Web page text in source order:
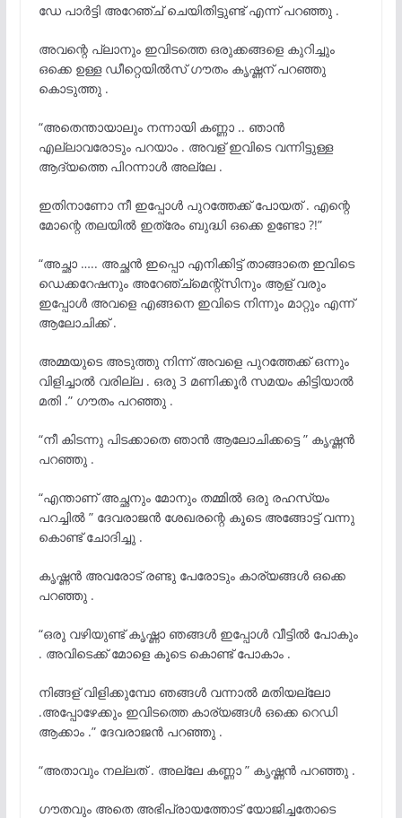
ഡേ പാർട്ടി അറേഞ്ച് ചെയിതിട്ടുണ്ട് എന്ന് പറഞ്ഞു .
അവന്റെ പ്ലാനും ഇവിടത്തെ ഒരുക്കങ്ങളെ കുറിച്ചും
ഒക്കെ ഉള്ള ഡീറ്റെയിൽസ് ഗൗതം കൃഷ്ണന് പറഞ്ഞു
കൊടുത്തു .
“അതെന്തായാലും നന്നായി കണ്ണാ .. ഞാൻ
എല്ലാവരോടും പറയാം . അവള് ഇവിടെ വന്നിട്ടുള്ള
ആദ്യത്തെ പിറന്നാൾ അല്ലേ .
ഇതിനാണോ നീ ഇപ്പോൾ പുറത്തേക്ക് പോയത് . എന്റെ
മോന്റെ തലയിൽ ഇത്രേം ബുദ്ധി ഒക്കെ ഉണ്ടോ ?!”
“അച്ഛാ ….. അച്ഛൻ ഇപ്പൊ എനിക്കിട്ട് താങ്ങാതെ ഇവിടെ
ഡെക്കറേഷനും അറേഞ്ച്മെന്റ്‌സിനും ആള് വരും
ഇപ്പോൾ അവളെ എങ്ങനെ ഇവിടെ നിന്നും മാറ്റും എന്ന്
ആലോചിക്ക് .
അമ്മയുടെ അടുത്തു നിന്ന് അവളെ പുറത്തേക്ക് ഒന്നും
വിളിച്ചാൽ വരില്ല . ഒരു 3 മണിക്കൂർ സമയം കിട്ടിയാൽ
മതി .” ഗൗതം പറഞ്ഞു .
“നീ കിടന്നു പിടക്കാതെ ഞാൻ ആലോചിക്കട്ടെ ” കൃഷ്ണൻ
പറഞ്ഞു .
“എന്താണ് അച്ഛനും മോനും തമ്മിൽ ഒരു രഹസ്യം
പറച്ചിൽ ” ദേവരാജൻ ശേഖരന്റെ കൂടെ അങ്ങോട്ട് വന്നു
കൊണ്ട് ചോദിച്ചു .
കൃഷ്ണൻ അവരോട് രണ്ടു പേരോടും കാര്യങ്ങൾ ഒക്കെ
പറഞ്ഞു .
“ഒരു വഴിയുണ്ട് കൃഷ്ണാ ഞങ്ങൾ ഇപ്പോൾ വീട്ടിൽ പോകും
. അവിടെക്ക് മോളെ കൂടെ കൊണ്ട് പോകാം .
നിങ്ങള് വിളിക്കുമ്പോ ഞങ്ങൾ വന്നാൽ മതിയല്ലോ
.അപ്പോഴേക്കും ഇവിടത്തെ കാര്യങ്ങൾ ഒക്കെ റെഡി
ആക്കാം .” ദേവരാജൻ പറഞ്ഞു .
“അതാവും നല്ലത് . അല്ലേ കണ്ണാ ” കൃഷ്ണൻ പറഞ്ഞു .
ഗൗതവും അതെ അഭിപ്രായത്തോട് യോജിച്ചതോടെ